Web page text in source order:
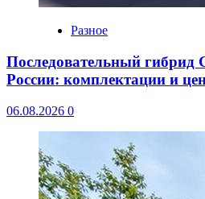
Разное
Последовательный гибрид
России: комплектации и
06.08.2026 0